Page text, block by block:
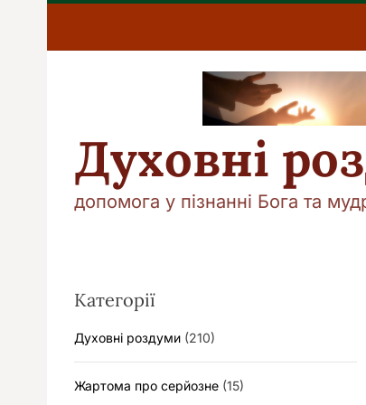
П
р
Духовні
допомога у пізнанні Бога та
Категорії
Духовні роздуми (210)
Жартома про серйозне (15)